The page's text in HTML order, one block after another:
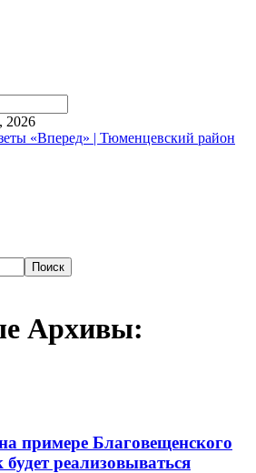
2026
«Вперед» | Тюменцевский район
Архивы:
примере Благовещенского
реализовываться